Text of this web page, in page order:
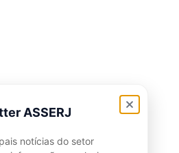
ASSERJ
notícias do setor